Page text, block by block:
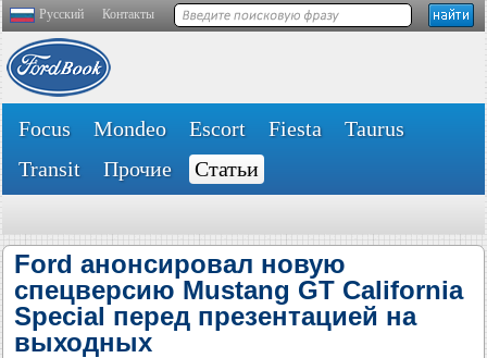
Русский Контакты
Focus Mondeo Escort Fiesta
Taurus
Transit
Прочие Статьи
Ford анонсировал новую
спецверсию Mustang GT California
Special перед презентацией на
выходных